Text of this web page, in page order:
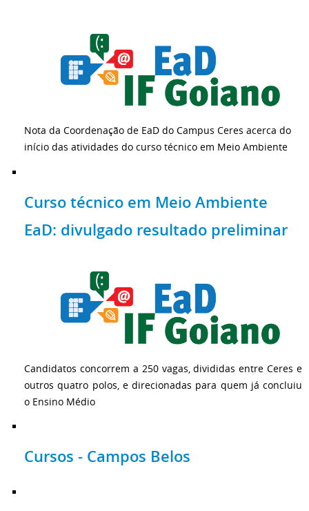
Nota da Coordenação de EaD do Campus Ceres acerca do
início das atividades do curso técnico em Meio Ambiente
Curso técnico em Meio Ambiente
EaD: divulgado resultado preliminar
Candidatos concorrem a 250 vagas, divididas entre Ceres e
outros quatro polos, e direcionadas para quem já concluiu
o Ensino Médio
Cursos - Campos Belos